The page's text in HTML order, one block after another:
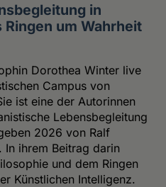
in
um Wahrheit
Dorothea Winter live
Campus von
ist eine der Autorinnen
Lebensbegleitung
2026 von Ralf
In ihrem Beitrag darin
und dem Ringen
Künstlichen Intelligenz.